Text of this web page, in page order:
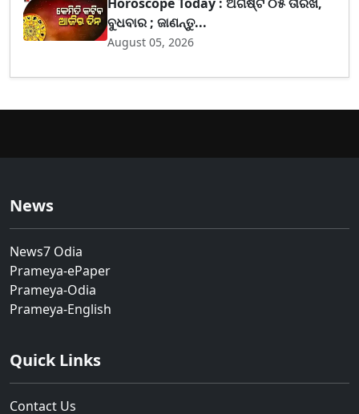
ବୁଧବାର ; ଜାଣନ୍ତୁ...
August 05, 2026
News
News7 Odia
Prameya-ePaper
Prameya-Odia
Prameya-English
Quick Links
Contact Us